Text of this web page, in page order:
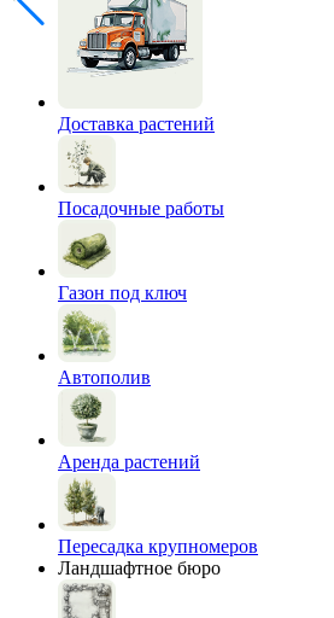
Доставка растений
Посадочные работы
Газон под ключ
Автополив
Аренда растений
Пересадка крупномеров
Ландшафтное бюро